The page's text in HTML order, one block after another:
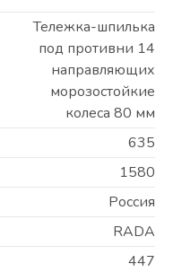
Тележка-шпилька
под противни 14
направляющих
морозостойкие
колеса 80 мм
635
1580
Россия
RADA
447